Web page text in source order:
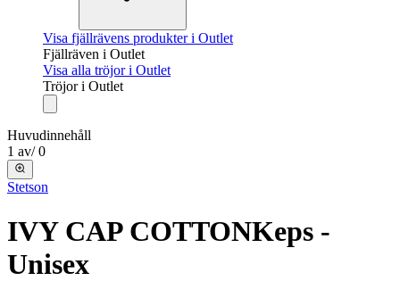
Visa fjällrävens produkter i Outlet
Fjällräven i Outlet
Visa alla tröjor i Outlet
Tröjor i Outlet
Huvudinnehåll
1 av/ 0
Stetson
IVY CAP COTTONKeps -
Unisex